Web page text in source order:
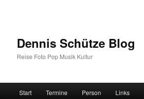
Dennis Schütze Blog
Reise Foto Pop Musik Kultur
Start Termine Person Links